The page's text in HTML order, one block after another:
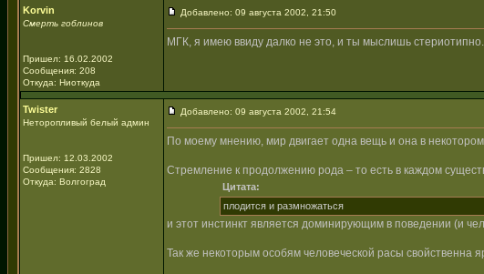
Korvin
Смерть гоблинов
Пришел: 16.02.2002
Сообщения: 208
Откуда: Ниоткуда
Добавлено: 09 августа 2002, 21:50
МГК, я имею ввиду далко не это, и ты мыслишь стериотипно.
Twister
Неторопливый белый админ
Пришел: 12.03.2002
Сообщения: 2828
Откуда: Волгоград
Добавлено: 09 августа 2002, 21:54
По моему мнению, мир двигает одна вещь и она в
Стремление к продолжению рода – то есть в каждом
Цитата:
плодится и размножаться
и этот инстинкт является доминирующим в поведении (и
Так же некоторым особям человеческой расы свойственна